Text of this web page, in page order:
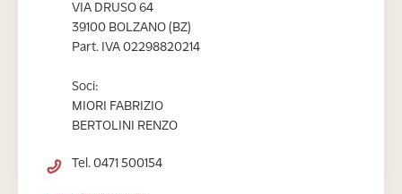
VIA DRUSO 64
39100 BOLZANO (BZ)
Part. IVA 02298820214
Soci:
MIORI FABRIZIO
BERTOLINI RENZO
Tel. 0471 500154